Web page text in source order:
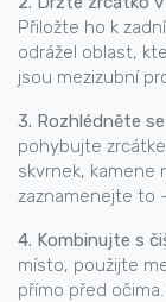
Přiložte ho k
odrážel oblast,
jsou mezizubní
3. Rozhlédněte
pohybujte
skvrnek, kamene
zaznamenejte to
4. Kombinujte s
místo, použijte
přímo před